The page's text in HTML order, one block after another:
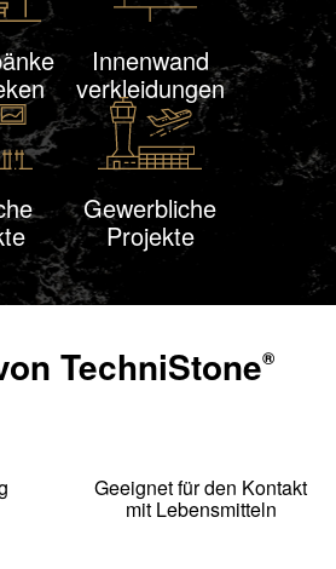
Innenwand
verkleidungen
Gewerbliche
Projekte
TechniStone®
Geeignet für den Kontakt
mit Lebensmitteln